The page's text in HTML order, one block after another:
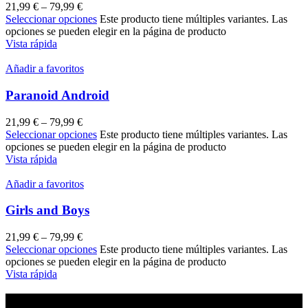
21,99 € – 79,99 €
Seleccionar opciones Este producto tiene múltiples variantes. Las
opciones se pueden elegir en la página de producto
Vista rápida
Añadir a favoritos
Paranoid Android
21,99 € – 79,99 €
Seleccionar opciones Este producto tiene múltiples variantes. Las
opciones se pueden elegir en la página de producto
Vista rápida
Añadir a favoritos
Girls and Boys
21,99 € – 79,99 €
Seleccionar opciones Este producto tiene múltiples variantes. Las
opciones se pueden elegir en la página de producto
Vista rápida